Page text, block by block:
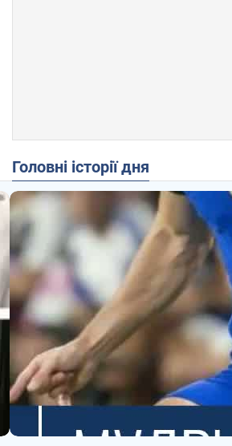
Головні історії дня